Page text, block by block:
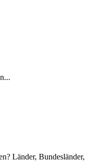
Länder, Bundesländer,